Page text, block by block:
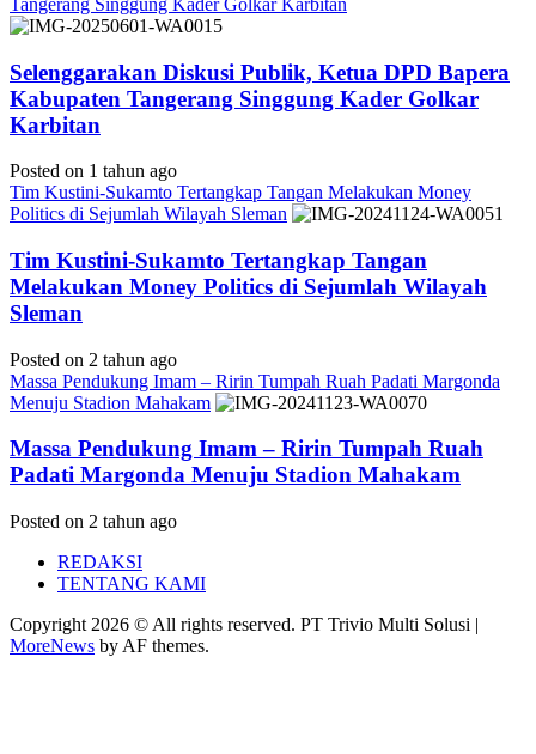
Selenggarakan Diskusi Publik, Ketua DPD Bapera
Kabupaten Tangerang Singgung Kader Golkar
Karbitan
Posted on 1 tahun ago
Tim Kustini-Sukamto Tertangkap Tangan Melakukan Money
Politics di Sejumlah Wilayah Sleman
Tim Kustini-Sukamto Tertangkap Tangan
Melakukan Money Politics di Sejumlah Wilayah
Sleman
Posted on 2 tahun ago
Massa Pendukung Imam – Ririn Tumpah Ruah Padati Margonda
Menuju Stadion Mahakam
Massa Pendukung Imam – Ririn Tumpah Ruah
Padati Margonda Menuju Stadion Mahakam
Posted on 2 tahun ago
REDAKSI
TENTANG KAMI
Copyright 2026 © All rights reserved. PT Trivio Multi Solusi |
MoreNews by AF themes.